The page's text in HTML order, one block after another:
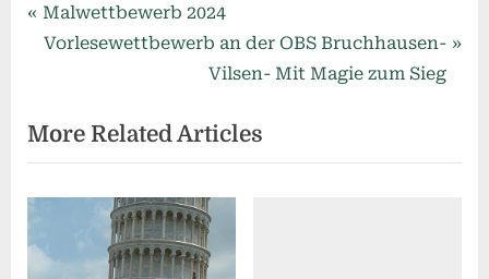
Beitragsnavigation
P
r
i
o
u
P
Malwettbewerb 2024
N
t
P
o
t
Vorlesewettbewerb an der OBS Bruchhausen-
Vilsen- Mit Magie zum Sieg
More Related Articles